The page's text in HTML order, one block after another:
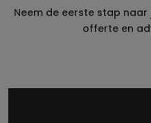
Neem de eerste stap naar
offerte en